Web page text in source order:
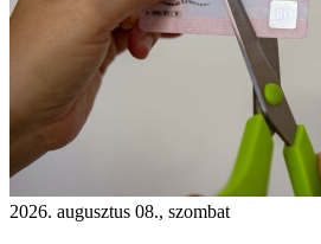
2026. augusztus 08., szombat